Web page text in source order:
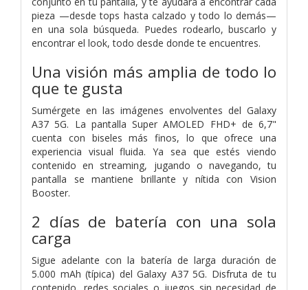
pieza —desde tops hasta calzado y todo lo demás—
en una sola búsqueda. Puedes rodearlo, buscarlo y
encontrar el look, todo desde donde te encuentres.
Una visión más amplia de todo lo
que te gusta
Sumérgete en las imágenes envolventes del Galaxy
A37 5G. La pantalla Super AMOLED FHD+ de 6,7"
cuenta con biseles más finos, lo que ofrece una
experiencia visual fluida. Ya sea que estés viendo
contenido en streaming, jugando o navegando, tu
pantalla se mantiene brillante y nítida con Vision
Booster.
2 días de batería con una sola
carga
Sigue adelante con la batería de larga duración de
5.000 mAh (típica) del Galaxy A37 5G. Disfruta de tu
contenido, redes sociales o juegos sin necesidad de